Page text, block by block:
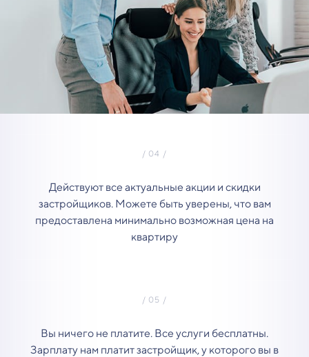
Действуют все актуальные акции и скидки
застройщиков. Можете быть уверены, что вам
предоставлена минимально возможная цена на
квартиру
Вы ничего не платите. Все услуги бесплатны.
Зарплату нам платит застройщик, у которого вы в